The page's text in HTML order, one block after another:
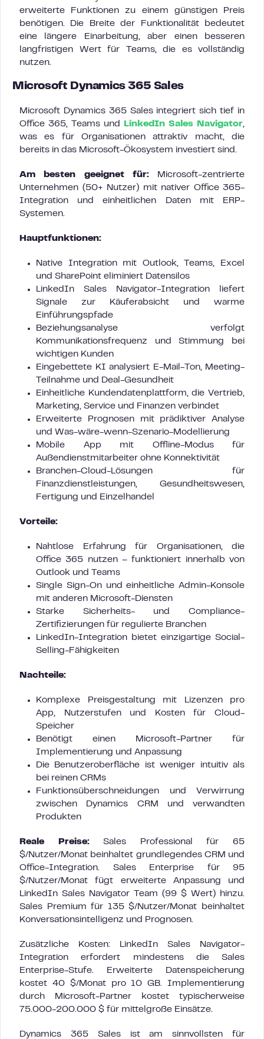
erweiterte Funktionen zu einem günstigen Preis
benötigen. Die Breite der Funktionalität bedeutet
eine längere Einarbeitung, aber einen besseren
langfristigen Wert für Teams, die es vollständig
nutzen.
Microsoft Dynamics 365 Sales
Microsoft Dynamics 365 Sales integriert sich tief in
Office 365, Teams und
LinkedIn Sales Navigator,
was es für Organisationen attraktiv macht, die
bereits in das Microsoft-Ökosystem investiert sind.
Am besten geeignet für:Microsoft-zentrierte
Unternehmen (50+ Nutzer) mit nativer Office 365-
Integration und einheitlichen Daten mit ERP-
Systemen.
Hauptfunktionen:
Native Integration mit Outlook, Teams, Excel
und SharePoint eliminiert Datensilos
LinkedIn Sales Navigator-Integration liefert
Signale zur Käuferabsicht und warme
Einführungspfade
Beziehungsanalyse verfolgt
Kommunikationsfrequenz und Stimmung bei
wichtigen Kunden
Eingebettete KI analysiert E-Mail-Ton, Meeting-
Teilnahme und Deal-Gesundheit
Einheitliche Kundendatenplattform, die Vertrieb,
Marketing, Service und Finanzen verbindet
Erweiterte Prognosen mit prädiktiver Analyse
und Was-wäre-wenn-Szenario-Modellierung
Mobile App mit Offline-Modus für
Außendienstmitarbeiter ohne Konnektivität
Branchen-Cloud-Lösungen für
Finanzdienstleistungen, Gesundheitswesen,
Fertigung und Einzelhandel
Vorteile:
Nahtlose Erfahrung für Organisationen, die
Office 365 nutzen – funktioniert innerhalb von
Outlook und Teams
Single Sign-On und einheitliche Admin-Konsole
mit anderen Microsoft-Diensten
Starke Sicherheits- und Compliance-
Zertifizierungen für regulierte Branchen
LinkedIn-Integration bietet einzigartige Social-
Selling-Fähigkeiten
Nachteile:
Komplexe Preisgestaltung mit Lizenzen pro
App, Nutzerstufen und Kosten für Cloud-
Speicher
Benötigt einen Microsoft-Partner für
Implementierung und Anpassung
Die Benutzeroberfläche ist weniger intuitiv als
bei reinen CRMs
Funktionsüberschneidungen und Verwirrung
zwischen Dynamics CRM und verwandten
Produkten
Reale Preise:Sales Professional für 65
$/Nutzer/Monat beinhaltet grundlegendes CRM und
Office-Integration. Sales Enterprise für 95
$/Nutzer/Monat fügt erweiterte Anpassung und
LinkedIn Sales Navigator Team (99 $ Wert) hinzu.
Sales Premium für 135 $/Nutzer/Monat beinhaltet
Konversationsintelligenz und Prognosen.
Zusätzliche Kosten: LinkedIn Sales Navigator-
Integration erfordert mindestens die Sales
Enterprise-Stufe. Erweiterte Datenspeicherung
kostet 40 $/Monat pro 10 GB. Implementierung
durch Microsoft-Partner kostet typischerweise
75.000-200.000 $ für mittelgroße Einsätze.
Dynamics 365 Sales ist am sinnvollsten für